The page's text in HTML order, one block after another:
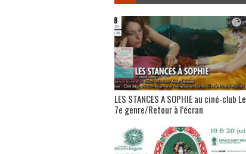
LES STANCES A SOPHIE au ciné-club Le
7e genre/Retour à l’écran